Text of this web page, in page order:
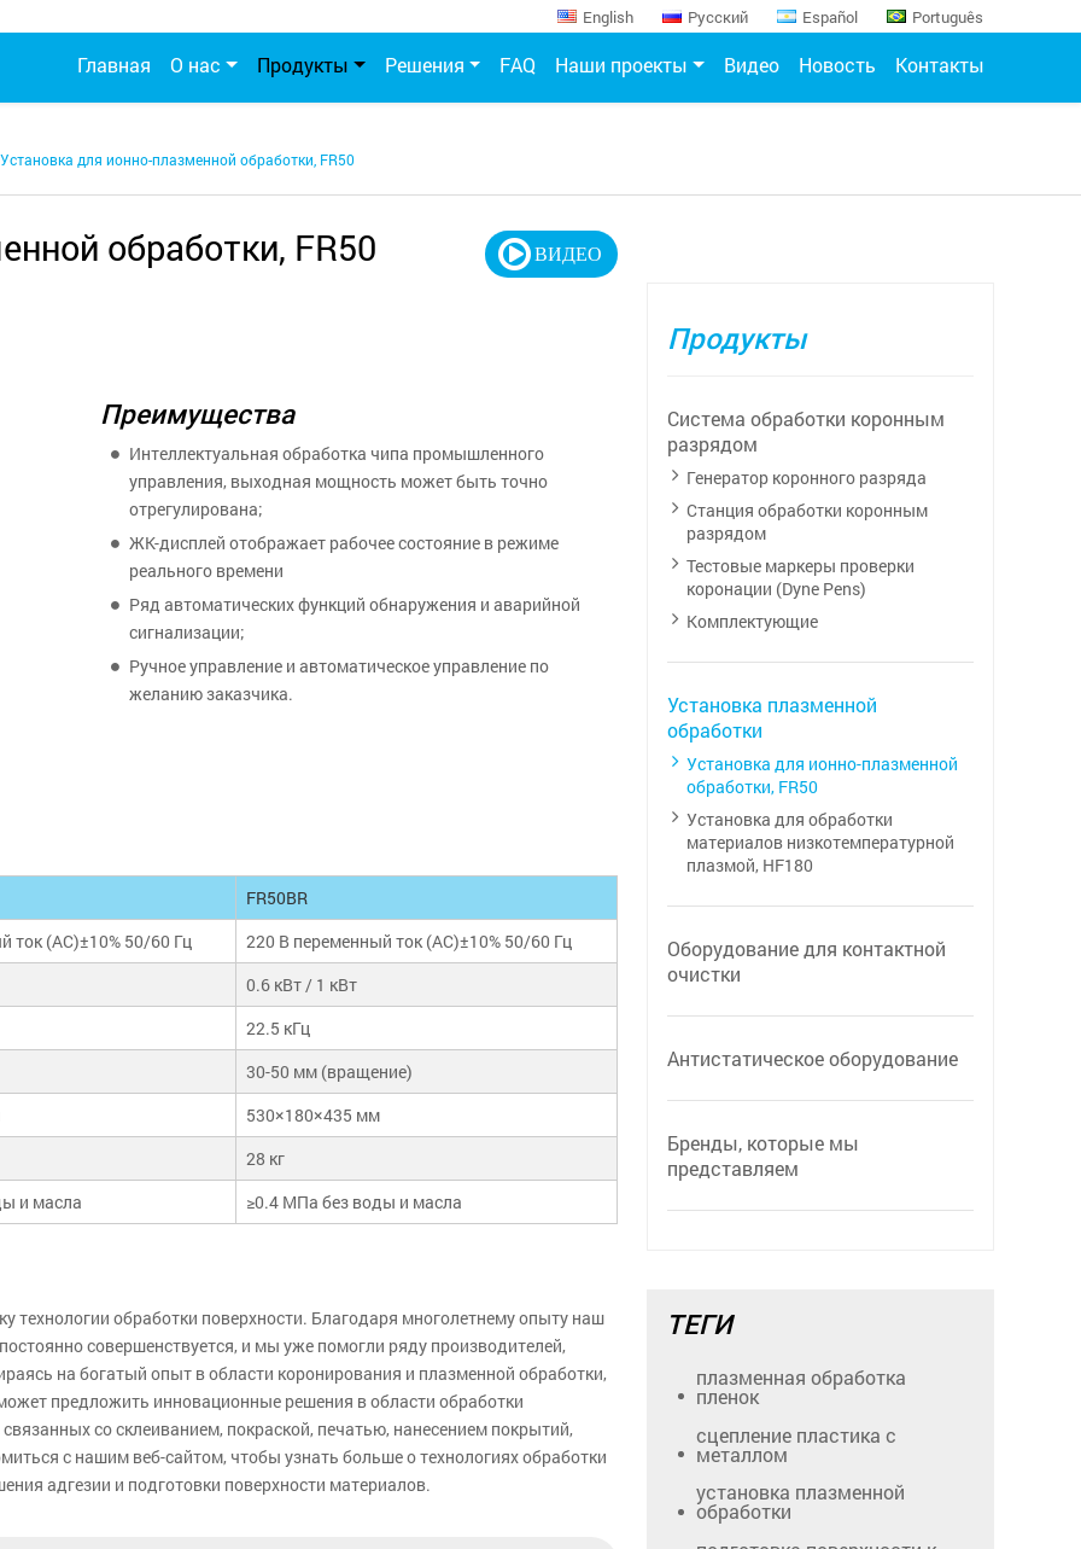
English Русский Español Português
Главная О нас Продукты Решения FAQ Наши проекты Видео Новость Контакты
Установка для ионно-плазменной обработки, FR50
обработки, FR50 ВИДЕО
Преимущества
Интеллектуальная обработка чипа промышленного
управления, выходная мощность может быть точно
отрегулирована;
ЖК-дисплей отображает рабочее состояние в режиме
реального времени
Ряд автоматических функций обнаружения и аварийной
сигнализации;
Ручное управление и автоматическое управление по
желанию заказчика.
FR50BR
ток (AC)±10% 50/60 Гц
220 В переменный ток (AC)±10% 50/60 Гц
0.6 кВт / 1 кВт
22.5 кГц
30-50 мм (вращение)
530×180×435 мм
28 кг
и масла ≥0.4 МПа без воды и масла
технологии обработки поверхности. Благодаря многолетнему опыту наш
совершенствуется, и мы уже помогли ряду производителей,
на богатый опыт в области коронирования и плазменной обработки,
предложить инновационные решения в области обработки
со склеиванием, покраской, печатью, нанесением покрытий,
с нашим веб-сайтом, чтобы узнать больше о технологиях обработки
адгезии и подготовки поверхности материалов.
Продукты
Система обработки коронным
разрядом
Генератор коронного разряда
Станция обработки коронным
разрядом
Тестовые маркеры проверки
коронации (Dyne Pens)
Комплектующие
Установка плазменной
обработки
Установка для ионно-плазменной
обработки, FR50
Установка для обработки
материалов низкотемпературной
плазмой, HF180
Оборудование для контактной
очистки
Антистатическое оборудование
Бренды, которые мы
представляем
ТЕГИ
плазменная обработка
пленок
сцепление пластика с
металлом
установка плазменной
обработки